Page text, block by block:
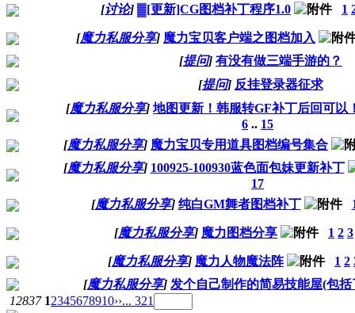
[讨论] ▓[更新]CG图档补丁程序1.0 1
[魔力私服分享] 魔力宝贝客户端之图档加入
[提问] 有没有做三端手游的？
[提问] 反挂登录器征求
[魔力私服分享] 地图更新！韩服转GF补丁后回可以
6 .. 15
[魔力私服分享] 魔力宝贝专用道具图档编号集合
[魔力私服分享] 100925-100930蓝色面包妹更新补丁
17
[魔力私服分享] 纯白GM舞者图档补丁
[魔力私服分享] 魔力图档分享 1 2 3
[魔力私服分享] 魔力人物魔法阵 1 2
[魔力私服分享] 发个自己制作的简易技能屋(包括
12837 12345678910››... 321